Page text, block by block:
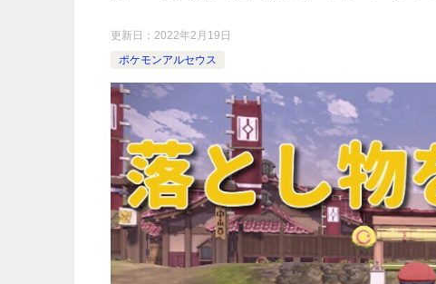
更新日： 2022年2月19日
ポケモンアルセウス